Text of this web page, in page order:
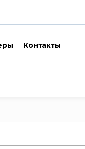
Контакты